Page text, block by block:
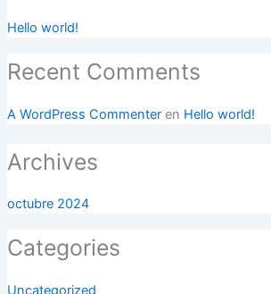
Hello world!
Recent Comments
A WordPress Commenteren Hello world!
Archives
octubre 2024
Categories
Uncategorized